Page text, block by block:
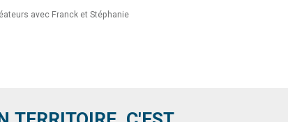
avec Franck et Stéphanie